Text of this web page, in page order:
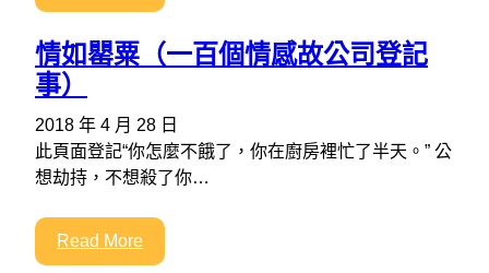
情如罌粟（一百個情感故公司登記
事）
2018 年 4 月 28 日
此頁面登記“你怎麼不餓了，你在廚房裡忙了半天。” 公
想劫持，不想殺了你…
Read More